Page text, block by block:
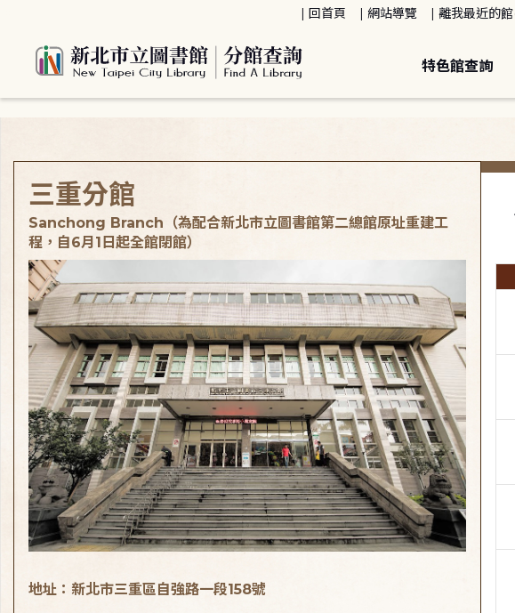
回首頁 網站導覽 離我最近的
特色館查詢
三重分館
Sanchong Branch（為配合新北市立圖書館第二總館原址重建工
程，自6月1日起全館閉館）
地址：新北市三重區自強路一段158號